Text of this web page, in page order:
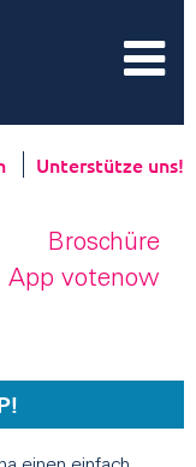
Unterstütze uns!
Broschüre
App votenow